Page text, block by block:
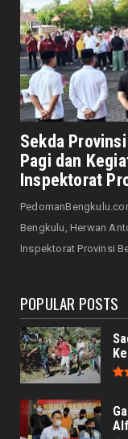
Darwati
Sekda
Pemprov
Sekda
Pagi dan
Inspektorat
Bengkulu, Herwan
Inspektorat Provinsi
POPULAR POSTS